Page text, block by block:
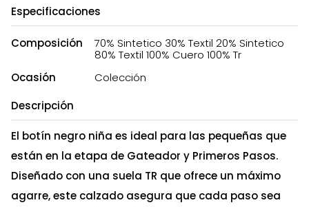
Especificaciones
Composición
70% Sintetico 30% Textil 20% Sintetico
80% Textil 100% Cuero 100% Tr
Ocasión
Colección
Descripción
El botín negro niña es ideal para las pequeñas que
están en la etapa de Gateador y Primeros Pasos.
Diseñado con una suela TR que ofrece un máximo
agarre, este calzado asegura que cada paso sea